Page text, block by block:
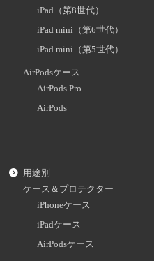
iPad（第8世代）
iPad mini（第6世代）
iPad mini（第5世代）
AirPodsケース
AirPods Pro
AirPods
用途別
ケース＆プロテクター
iPhoneケース
iPadケース
AirPodsケース